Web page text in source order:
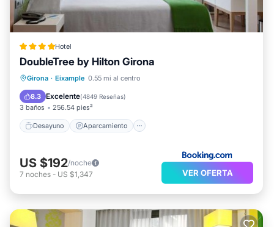
Hotel
DoubleTree by Hilton Girona
Girona · Eixample 0.55 mi al centro
8.3 Excelente(4849 Reseñas)
3 baños 256.54 pies²
Desayuno Aparcamiento
Desayuno
Aparcamiento
Balcón/Terraza
US $192/noche
7 noches - US $1,347 VER OFERTA